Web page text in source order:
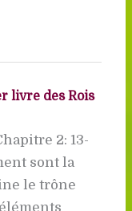
livre des Rois
2: 13-
sont la
le trône